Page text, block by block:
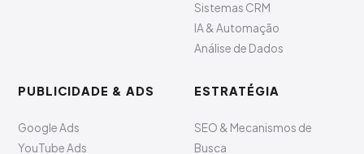
Sistemas CRM
IA & Automação
Análise de Dados
PUBLICIDADE & ADS
Google Ads
YouTube Ads
ESTRATÉGIA
SEO & Mecanismos de
Busca